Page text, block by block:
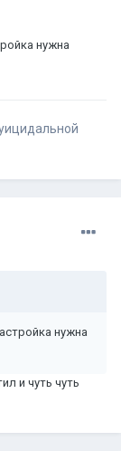
нужна
нужна
и чуть чуть